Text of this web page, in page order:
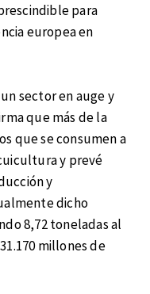
para
europea en
sector en auge y
que más de la
que se consumen a
y prevé
y
dicho
8,72 toneladas al
millones de